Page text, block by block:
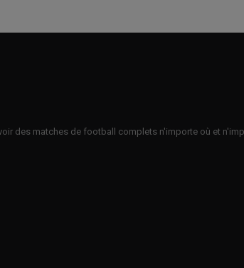
des matches de football complets n'importe où et